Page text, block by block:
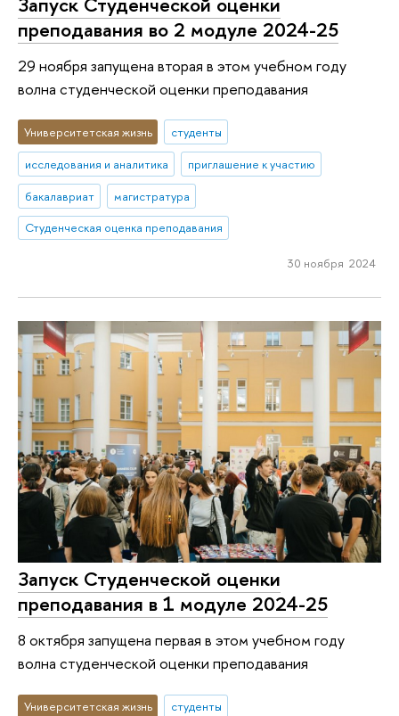
преподавания во 2 модуле 2024-25
29 ноября запущена вторая в этом учебном году
волна студенческой оценки преподавания
Университетская жизнь
студенты
исследования и аналитика
приглашение к участию
бакалавриат
магистратура
Студенческая оценка преподавания
30 ноября 2024
Запуск Студенческой оценки
преподавания в 1 модуле 2024-25
8 октября запущена первая в этом учебном году
волна студенческой оценки преподавания
Университетская жизнь
студенты